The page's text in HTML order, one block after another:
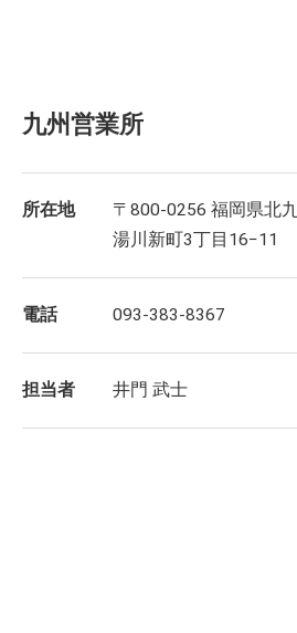
九州営業所
所在地
〒800-0256 福岡県北
湯川新町3丁目16−11
電話 093-383-8367
担当者 井門 武士